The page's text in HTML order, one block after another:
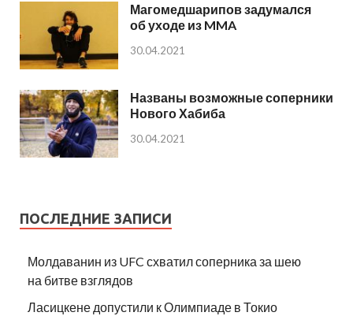
Магомедшарипов задумался
об уходе из MMA
30.04.2021
Названы возможные соперники
Нового Хабиба
30.04.2021
ПОСЛЕДНИЕ ЗАПИСИ
Молдаванин из UFC схватил соперника за шею
на битве взглядов
Ласицкене допустили к Олимпиаде в Токио